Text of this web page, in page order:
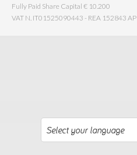
Fully Paid Share Capital € 10.200
VAT N. IT01525090443 - REA 152843 AP